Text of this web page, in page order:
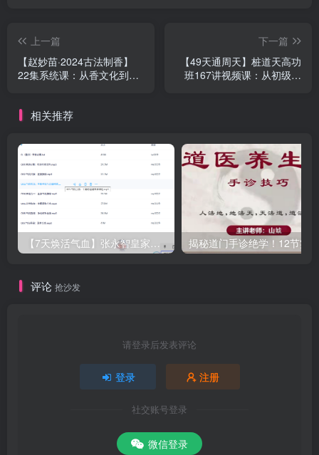
上一篇
【赵妙苗·2024古法制香】
22集系统课：从香文化到合
下一篇
【49天通周天】桩道天高功
班167讲视频课：从初级心
相关推荐
【7天焕活气血】张永智皇家复方养生音乐课：7首定制旋律，躺听激活全身能量循环
评论 抢沙发
请登录后发表评论
登录 注册
社交账号登录
微信登录